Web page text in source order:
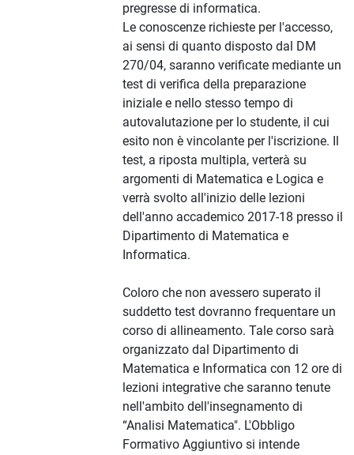
pregresse di informatica.
Le conoscenze richieste per l'accesso,
ai sensi di quanto disposto dal DM
270/04, saranno verificate mediante un
test di verifica della preparazione
iniziale e nello stesso tempo di
autovalutazione per lo studente, il cui
esito non è vincolante per l'iscrizione. Il
test, a riposta multipla, verterà su
argomenti di Matematica e Logica e
verrà svolto all'inizio delle lezioni
dell'anno accademico 2017-18 presso il
Dipartimento di Matematica e
Informatica.
Coloro che non avessero superato il
suddetto test dovranno frequentare un
corso di allineamento. Tale corso sarà
organizzato dal Dipartimento di
Matematica e Informatica con 12 ore di
lezioni integrative che saranno tenute
nell'ambito dell'insegnamento di
“Analisi Matematica". L'Obbligo
Formativo Aggiuntivo si intende